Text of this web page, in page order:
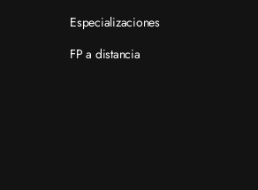
Especializaciones
FP a distancia